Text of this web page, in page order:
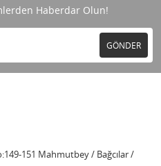
Haberdar Olun!
GÖNDER
151 Mahmutbey / Bağcılar /